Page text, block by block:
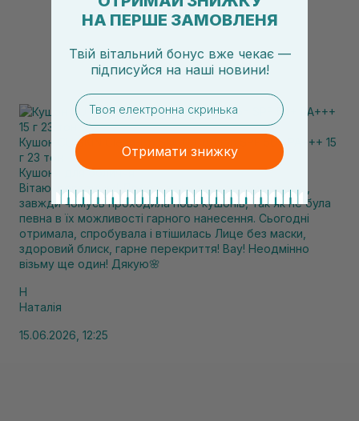
Кушон CU SKIN Clean-Up Skinfit Cushion SPF 50+ PA+++ 15
г 23 тон
Кушони для обличчя
Вітаю, сестрички! Дякую, за чудову рекомендацію,
завжди чомусь проходила повз кушонів, так як не була
певна в їх можливості гарного нанесення. Сьогодні
отримала, спробувала і втішилась Лице без маски,
здоровий блиск, гарне перекриття! Вау! Неодмінно
візьму ще один! Дякую🌸
Н
Наталія
15.06.2026, 12:25
НА ПЕРШЕ ЗАМОВЛЕНЯ
Твій вітальний бонус вже чекає —
підписуйся на наші новини!
email
Отримати знижку